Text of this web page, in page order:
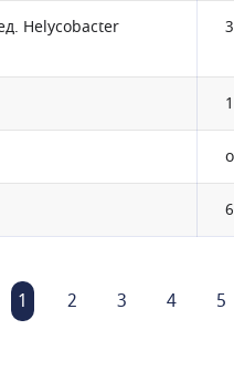
Helycobacter
1 2 3 4 5